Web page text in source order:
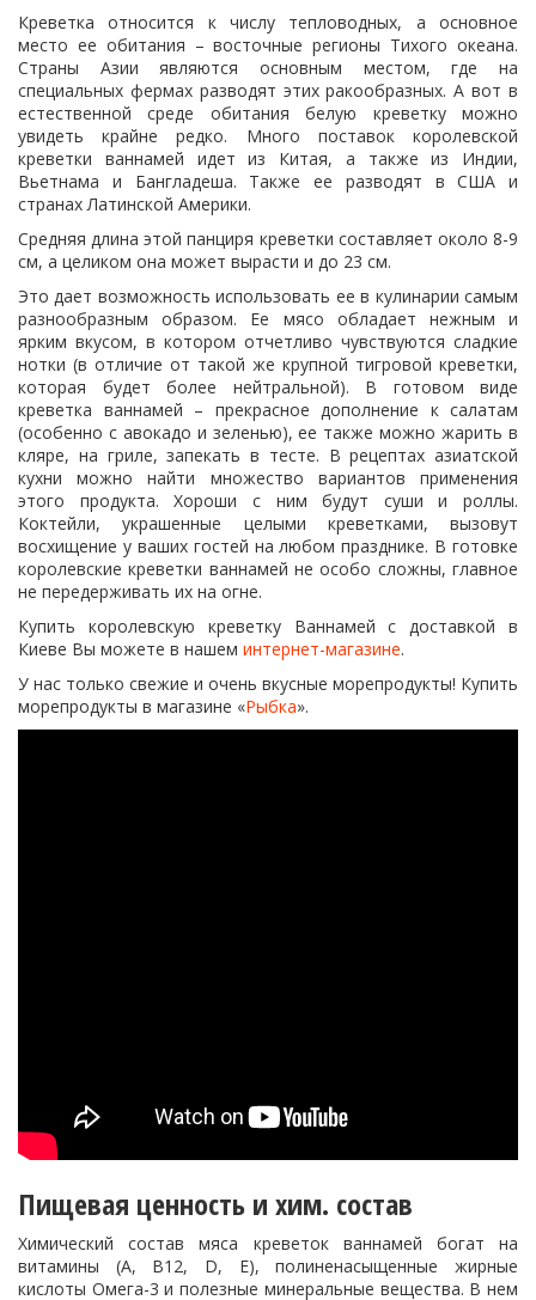
Креветка относится к числу тепловодных, а основное
место ее обитания – восточные регионы Тихого океана.
Страны Азии являются основным местом, где на
специальных фермах разводят этих ракообразных. А вот в
естественной среде обитания белую креветку можно
увидеть крайне редко. Много поставок королевской
креветки ваннамей идет из Китая, а также из Индии,
Вьетнама и Бангладеша. Также ее разводят в США и
странах Латинской Америки.
Средняя длина этой панциря креветки составляет около 8-9
см, а целиком она может вырасти и до 23 см.
Это дает возможность использовать ее в кулинарии самым
разнообразным образом. Ее мясо обладает нежным и
ярким вкусом, в котором отчетливо чувствуются сладкие
нотки (в отличие от такой же крупной тигровой креветки,
которая будет более нейтральной). В готовом виде
креветка ваннамей – прекрасное дополнение к салатам
(особенно с авокадо и зеленью), ее также можно жарить в
кляре, на гриле, запекать в тесте. В рецептах азиатской
кухни можно найти множество вариантов применения
этого продукта. Хороши с ним будут суши и роллы.
Коктейли, украшенные целыми креветками, вызовут
восхищение у ваших гостей на любом празднике. В готовке
королевские креветки ваннамей не особо сложны, главное
не передерживать их на огне.
Купить королевскую креветку Ваннамей с доставкой в
Киеве Вы можете в нашем интернет-магазине.
У нас только свежие и очень вкусные морепродукты! Купить
морепродукты в магазине «Рыбка».
Пищевая ценность и хим. состав
Химический состав мяса креветок ваннамей богат на
витамины (А, B12, D, Е), полиненасыщенные жирные
кислоты Омега-3 и полезные минеральные вещества. В нем